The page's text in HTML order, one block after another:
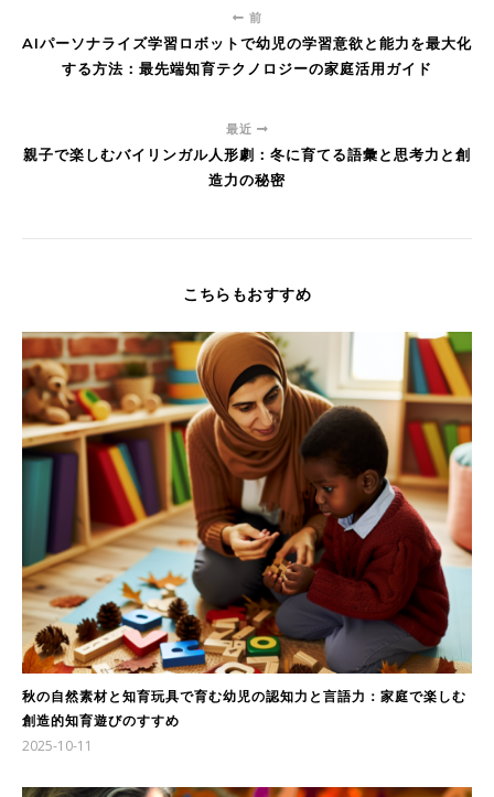
前
AIパーソナライズ学習ロボットで幼児の学習意欲と能力を最大化
する方法：最先端知育テクノロジーの家庭活用ガイド
最近
親子で楽しむバイリンガル人形劇：冬に育てる語彙と思考力と創
造力の秘密
こちらもおすすめ
秋の自然素材と知育玩具で育む幼児の認知力と言語力：家庭で楽しむ
創造的知育遊びのすすめ
2025-10-11